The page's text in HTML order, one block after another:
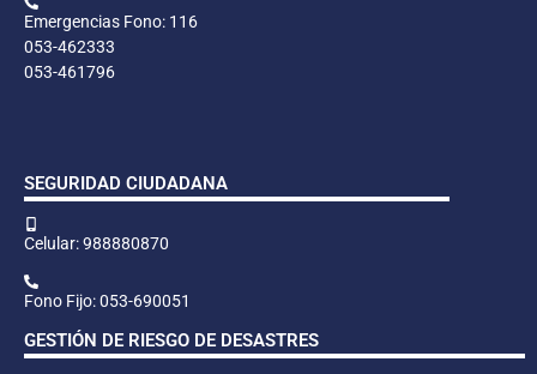
Emergencias Fono: 116
053-462333
053-461796
SEGURIDAD CIUDADANA
Celular: 988880870
Fono Fijo: 053-690051
GESTIÓN DE RIESGO DE DESASTRES